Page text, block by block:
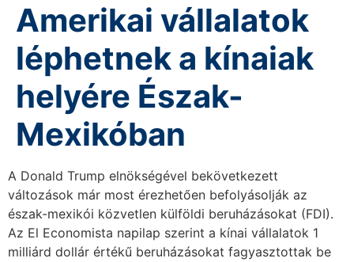
Amerikai vállalatok
léphetnek a kínaiak
helyére Észak-
Mexikóban
A Donald Trump elnökségével bekövetkezett
változások már most érezhetően befolyásolják az
észak-mexikói közvetlen külföldi beruházásokat (FDI).
Az El Economista napilap szerint a kínai vállalatok 1
milliárd dollár értékű beruházásokat fagyasztottak be